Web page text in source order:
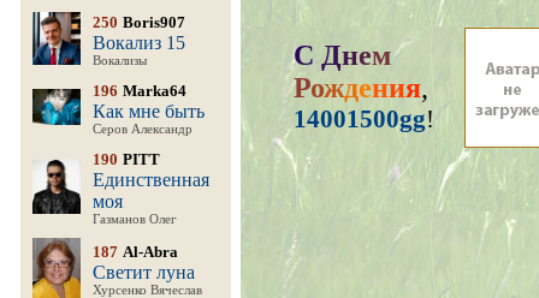
250 Boris907
Вокализ 15
Вокализы
196 Marka64
Как мне быть
Серов Александр
190 PITT
Единственная
моя
Газманов Олег
187 Al-Abra
Светит луна
Хурсенко Вячеслав
С Днем
Рождения,
14001500gg!